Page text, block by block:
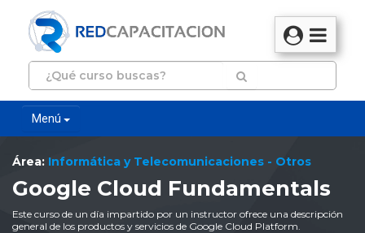
Menú
Área: Informática y Telecomunicaciones - Otros
Google Cloud Fundamentals
Este curso de un día impartido por un instructor ofrece una descripción
general de los productos y servicios de Google Cloud Platform.